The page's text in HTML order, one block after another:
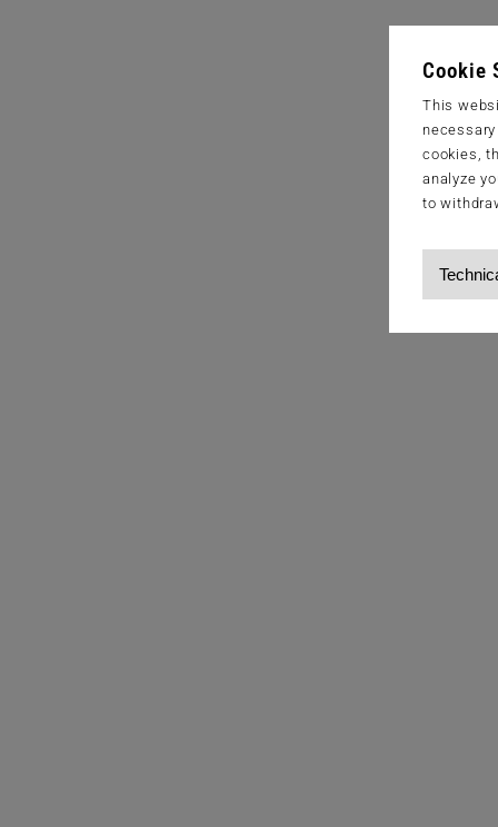
Cookie
This
cookies,
analyze
to